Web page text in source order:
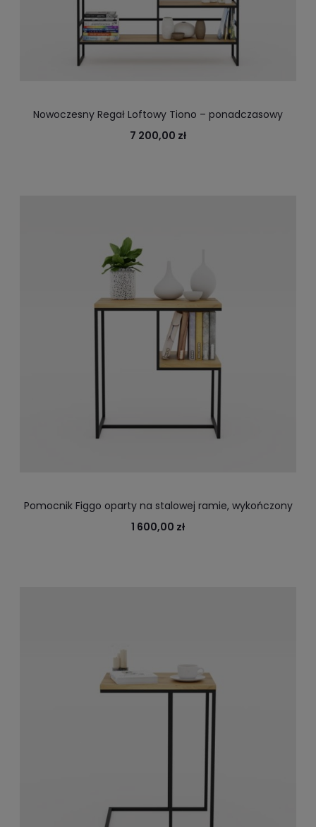
Nowoczesny Regał Loftowy Tiono – ponadczasowy
design, industrialne wnętrze. Solidne dębowe półki
oparte na stalowej ramie.
7 200,00 zł
Pomocnik Figgo oparty na stalowej ramie, wykończony
dębową deską do biura i domu
1 600,00 zł